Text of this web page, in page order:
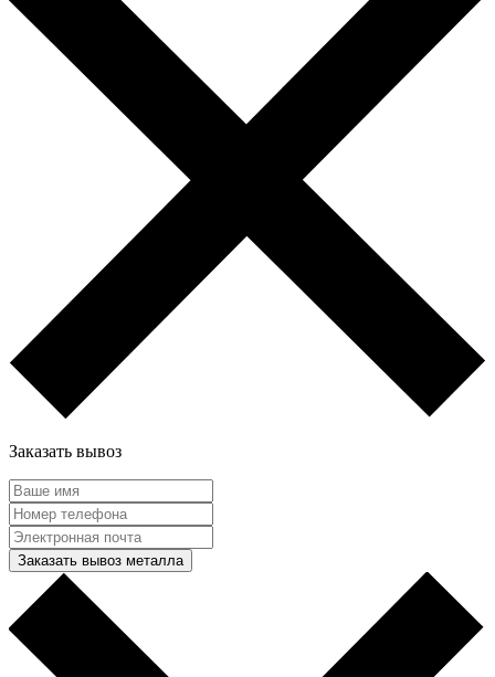
Заказать вывоз
Заказать вывоз металла